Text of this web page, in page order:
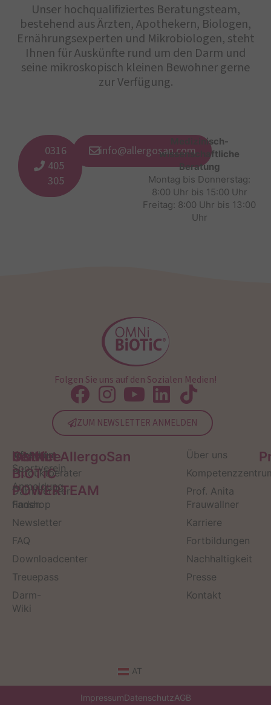
Unser hochqualifiziertes Beratungsteam,
bestehend aus Ärzten, Apothekern, Biologen,
Ernährungsexperten und Mikrobiologen, steht
Ihnen für Auskünfte rund um den Darm und
seine mikroskopisch kleinen Bewohner gerne
zur Verfügung.
0316
405
305
info@allergosan.com
Medizinisch-
wissenschaftliche
Beratung
Montag bis Donnerstag:
8:00 Uhr bis 15:00 Uhr
Freitag: 8:00 Uhr bis 13:00
Uhr
Folgen Sie uns auf den Sozialen Medien!
ZUM NEWSLETTER ANMELDEN
Service
Kontakt
Produktberater
Darmberater
finden
Newsletter
FAQ
Downloadcenter
Treuepass
Darm-
Wiki
OMNi-
BiOTiC
POWERTEAM
Infos zum
Sportverein
Anmeldung
Fanshop
Institut AllergoSan
Über uns
Prof. Anita
Frauwallner
Karriere
Fortbildungen
Nachhaltigkeit
Presse
Kontakt
AT
ImpressumDatenschutzAGB